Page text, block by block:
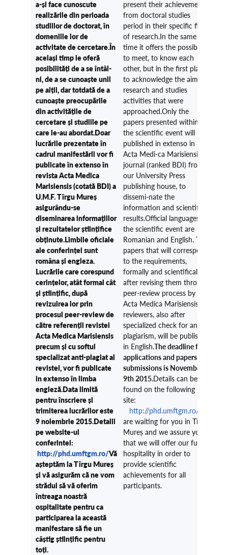
a-și face cunoscute
realizările din perioada
studiilor de doctorat, în
domeniile lor de
activitate de cercetare.În
același timp le oferă
posibilități de a se întâl-
ni, de a se cunoaște unii
pe alții, dar totdată de a
cunoaște preocupările
din activitățile de
cercetare și studiile pe
care le-au abordat.Doar
lucrările prezentate în
cadrul manifestării vor fi
publicate în extenso în
revista Acta Medica
Marisiensis (cotată BDI) a
U.M.F. Tîrgu Mureș
asigurându-se
diseminarea informațiilor
și rezultatelor științifice
obținute.Limbile oficiale
ale conferinței sunt
româna și engleza.
Lucrările care corespund
cerințelor, atât formal cât
și științific, după
revizuirea lor prin
procesul peer-review de
către referenții revistei
Acta Medica Marisiensis
precum și cu softul
specializat anti-plagiat al
revistei, vor fi publicate
in extenso în limba
engleză.Data limită
pentru înscriere și
trimiterea lucrărilor este
9 noiembrie 2015.Detalii
pe website-ul
conferintei:
http://phd.umftgm.ro/Vă
așteptăm la Tîrgu Mureș
și vă asigurăm că ne vom
strădui să vă oferim
întreaga noastră
ospitalitate pentru ca
participarea la această
manifestare să fie un
câștig științific pentru
toți.
present their achievements
from doctoral studies
period in their specific field
of research.In the same
time it offers the possibility
to meet, to know each
other, but in the first place
to acknowledge the aims of
research and studies
activities that were
approached.Only the
papers presented within
the scientific event will be
published in extenso in
Acta Medi-ca Marisiensis
journal (ranked BDI) from
our University Press
publishing house, to
dissemi-nate the
information and scientific
results.Official languages of
the scientific event are
Romanian and English. The
papers that will correspond
to the requirements,
formally and scientifically,
after revising them through
peer-review process by the
Acta Medica Marisiensis
reviewers, also after
specialized check for anti-
plagiarism, will be published
in English.The deadline for
applications and papers
submissions is November
9th 2015.Details can be
found on the following
site:
http://phd.umftgm.ro/
are waiting for you in Tîrgu
Mureș and we assure you
that we will offer our full
hospitality in order to
provide scientific
achievements for all
participants.